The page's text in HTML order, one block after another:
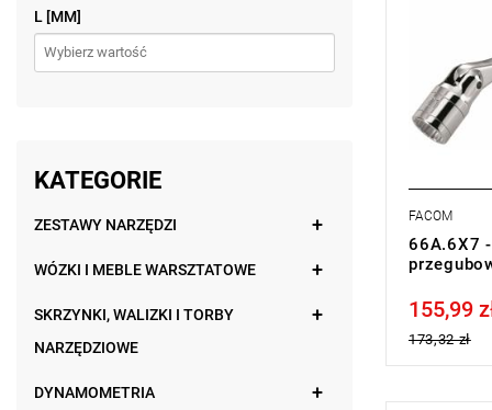
L [MM]
KATEGORIE
ZESTAWY NARZĘDZI
WÓZKI I MEBLE WARSZTATOWE
SKRZYNKI, WALIZKI I TORBY
NARZĘDZIOWE
DYNAMOMETRIA
FACOM
66A.6X7
Price tax
155,99
173,32 zł